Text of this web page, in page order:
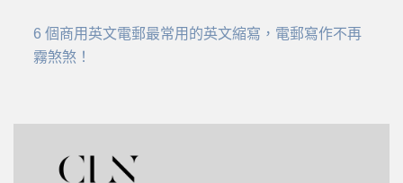
6 個商用英文電郵最常用的英文縮寫，電郵寫作不再
霧煞煞！